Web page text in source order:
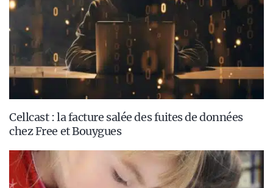
Cellcast : la facture salée des fuites de données
chez Free et Bouygues